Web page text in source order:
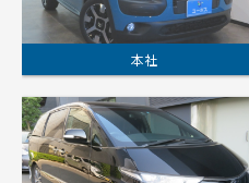
本社